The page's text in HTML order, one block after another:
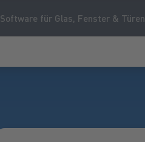
Software für Glas, Fenster & Türen